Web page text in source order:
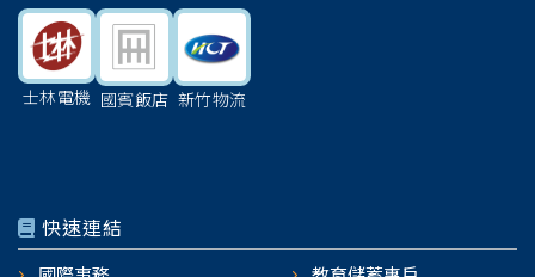
士林電機 國賓飯店 新竹物流
快速連結